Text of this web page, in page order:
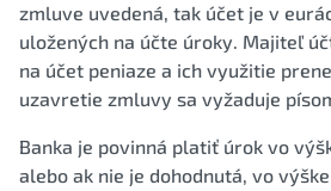
zmluve uvedená, tak účet je v
uložených na účte úroky. Majiteľ
na účet peniaze a ich využitie
uzavretie zmluvy sa vyžaduje
Banka je povinná platiť úrok vo
alebo ak nie je dohodnutá, vo